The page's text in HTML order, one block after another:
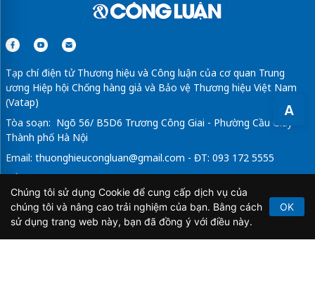
A
Tạp chí điện tử Thương hiệu và Công luận của cơ quan Trung
ương Hiệp hội Chống hàng giả và Bảo vệ Thương hiệu Việt Nam
(Vatap)
Tòa soạn: Ngõ 56/ B5D6 Trương Công Giai - Phường Cầu Giấy -
Thành phố Hà Nội
Email: thuonghieucongluan@gmail.com - ĐT: 093 172 5555
Tổng Biên Tập: Vũ Đức Thuận
Giấy phép hoạt động báo chí điện tử số 64/GP-BTTTT do Bộ
Thông tin và Truyền thông cấp ngày 21/2/2020.
Chúng tôi sử dụng Cookie để cung cấp dịch vụ của
chúng tôi và nâng cao trải nghiệm của bạn. Bằng cách
sử dụng trang web này, bạn đã đồng ý với điều này.
OK